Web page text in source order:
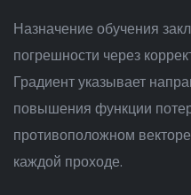
Назначение обучения
погрешности через
Градиент указывает
повышения функции
противоположном
каждой проходе.